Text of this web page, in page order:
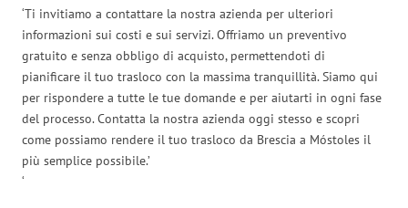
‘Ti invitiamo a contattare la nostra azienda per ulteriori
informazioni sui costi e sui servizi. Offriamo un preventivo
gratuito e senza obbligo di acquisto, permettendoti di
pianificare il tuo trasloco con la massima tranquillità. Siamo qui
per rispondere a tutte le tue domande e per aiutarti in ogni fase
del processo. Contatta la nostra azienda oggi stesso e scopri
come possiamo rendere il tuo trasloco da Brescia a Móstoles il
più semplice possibile.’
‘